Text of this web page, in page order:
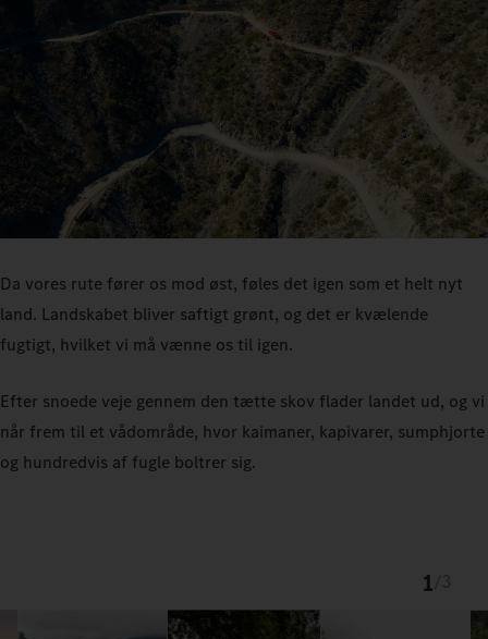
Da vores rute fører os mod øst, føles det igen som et helt nyt
land. Landskabet bliver saftigt grønt, og det er kvælende
fugtigt, hvilket vi må vænne os til igen.
Efter snoede veje gennem den tætte skov flader landet ud, og vi
når frem til et vådområde, hvor kaimaner, kapivarer, sumphjorte
og hundredvis af fugle boltrer sig.
1